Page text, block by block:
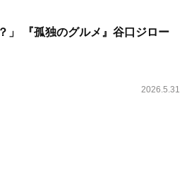
」 『孤独のグルメ』谷口ジロー
2026.5.31